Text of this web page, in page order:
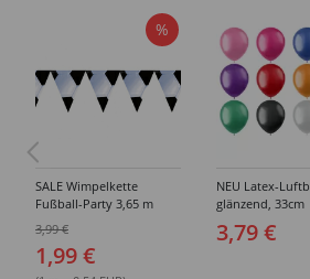
%
SALE Wimpelkette
Fußball-Party 3,65 m
3,99 €
1,99 €
NEU Latex-
glänzend, 33cm
Durchmesser,
Metallic-Ballons,
3,79 €